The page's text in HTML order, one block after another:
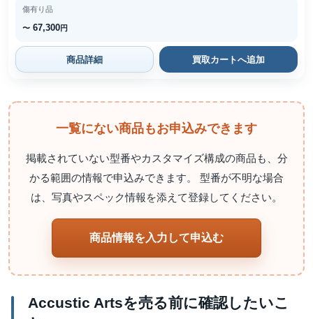
傷有り品
〜 67,300円
商品詳細 買取カートへ追加
一覧にない商品もお申込みできます
掲載されていない型番やカスタマイズ構成の商品も、分
かる範囲の情報で申込みできます。 型番が不明な場合
は、写真やスペック情報を添えて登録してください。
商品情報を入力して申込む
Accustic Artsを売る前に確認したいこ